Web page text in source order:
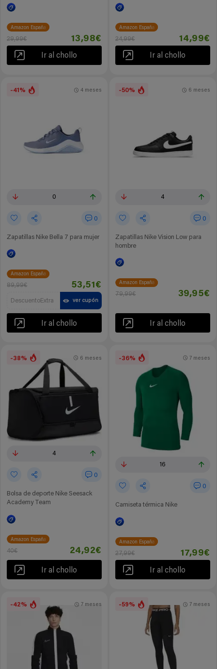
Amazon España
29,99€ 13,98€
Ir al chollo
Amazon España
24,99€ 14,99€
Ir al chollo
-41%
0
0
Zapatillas Nike Bella 7 para mujer
4 meses
Amazon España
89,99€ 53,51€
DescuentoExtra ver cupón
Ir al chollo
-50%
4
0
Zapatillas Nike Vision Low para
hombre
6 meses
Amazon España
79,99€ 39,95€
Ir al chollo
-38%
4
0
Bolsa de deporte Nike Seesack
Academy Team
6 meses
Amazon España
40€ 24,92€
Ir al chollo
-36%
16
0
Camiseta térmica Nike
7 meses
Amazon España
27,99€ 17,99€
Ir al chollo
-42% 7 meses -59% 7 meses